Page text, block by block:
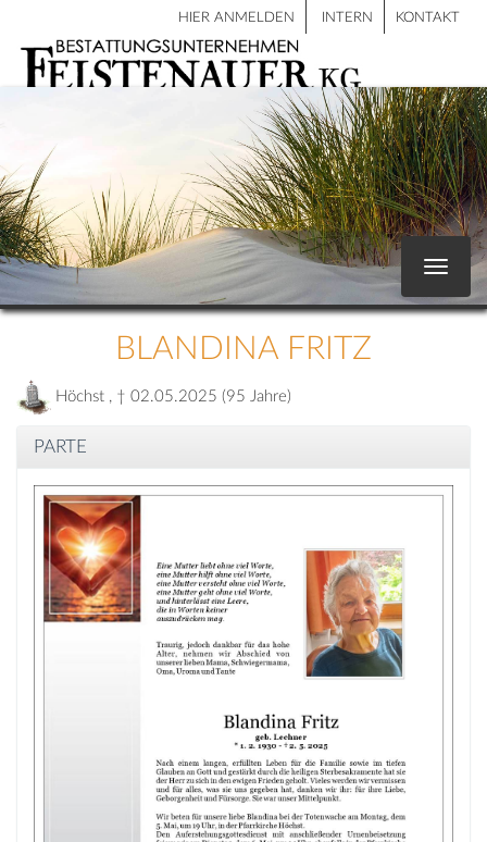
HIER ANMELDEN INTERN KONTAKT
Toggle
BLANDINA FRITZ
Höchst , † 02.05.2025 (95 Jahre)
PARTE